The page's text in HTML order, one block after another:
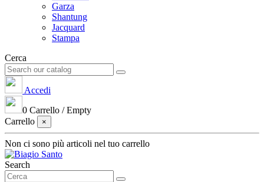
Garza
Shantung
Jacquard
Stampa
Cerca
Accedi
0 Carrello /Empty
Carrello
×
Non ci sono più articoli nel tuo carrello
Search